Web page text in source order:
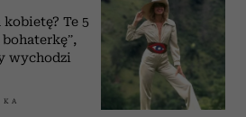
Te 5
wychodzi